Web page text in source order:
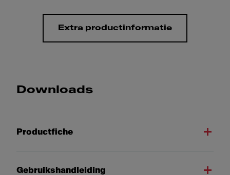
Extra productinformatie
Downloads
Productfiche
Gebruikshandleiding